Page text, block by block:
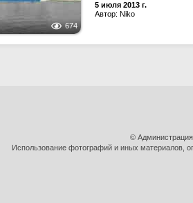
674
5 июля 2013 г.
Автор: Niko
©
Использование фотографий и иных материалов,